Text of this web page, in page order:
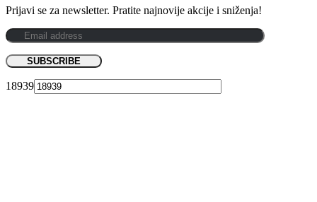
Prijavi se za newsletter. Pratite najnovije akcije i sniženja!
18939